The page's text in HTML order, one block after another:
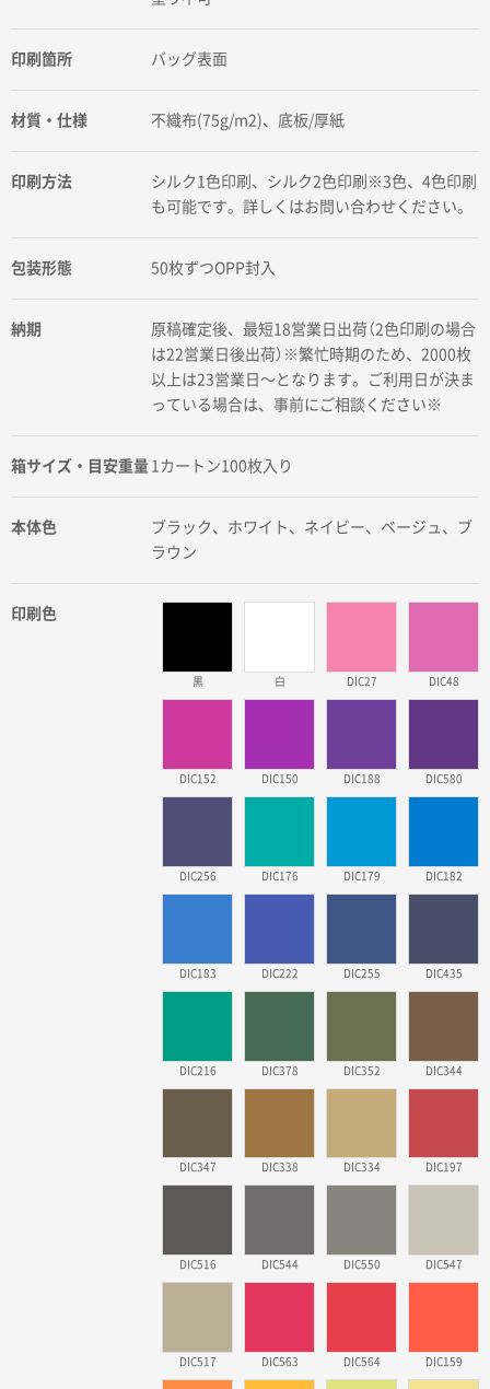
印刷箇所 バッグ表面
材質・仕様 不織布(75g/m2)、底板/厚紙
印刷方法
シルク1色印刷、シルク2色印刷※3色、4色印刷
も可能です。詳しくはお問い合わせください。
包装形態 50枚ずつOPP封入
納期
原稿確定後、最短18営業日出荷（2色印刷の場合
は22営業日後出荷）※繁忙時期のため、2000枚
以上は23営業日〜となります。ご利用日が決ま
っている場合は、事前にご相談ください※
箱サイズ・目安重量 1カートン100枚入り
本体色
ブラック、ホワイト、ネイビー、ベージュ、ブ
ラウン
印刷色
黒 白 DIC27 DIC48
DIC152 DIC150 DIC188 DIC580
DIC256 DIC176 DIC179 DIC182
DIC183 DIC222 DIC255 DIC435
DIC216 DIC378 DIC352 DIC344
DIC347 DIC338 DIC334 DIC197
DIC516 DIC544 DIC550 DIC547
DIC517 DIC563 DIC564 DIC159